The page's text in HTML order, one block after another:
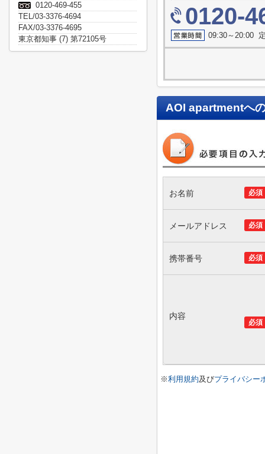
0120-
09:30～20:00
AOI apartmentへ
必須
お名前
必須
メールアドレス
必須
携帯番号
必須
内容
※利用規約及びプライバシー
0120-469-455
TEL/03-3376-4694
FAX/03-3376-4695
東京都知事 (7) 第72105号